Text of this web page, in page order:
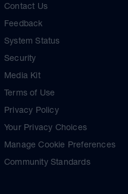
Contact Us
Feedback
System Status
Security
Media Kit
Terms of Use
Privacy Policy
Your Privacy Choices
Manage Cookie Preferences
Community Standards